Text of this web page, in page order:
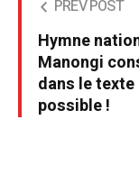
PREV POST
Hymne
Manongi
dans le
possible !